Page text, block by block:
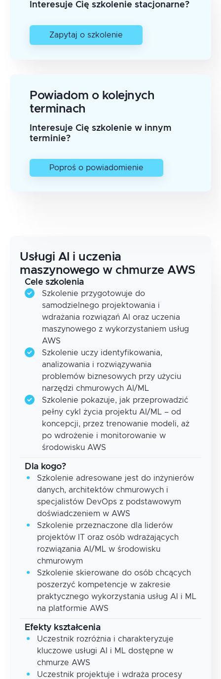
Interesuje Cię szkolenie stacjonarne?
Zapytaj o szkolenie
Powiadom o kolejnych
terminach
Interesuje Cię szkolenie w innym
terminie?
Poproś o powiadomienie
Usługi AI i uczenia
maszynowego w chmurze AWS
Cele szkolenia
Szkolenie przygotowuje do
samodzielnego projektowania i
wdrażania rozwiązań AI oraz uczenia
maszynowego z wykorzystaniem usług
AWS
Szkolenie uczy identyfikowania,
analizowania i rozwiązywania
problemów biznesowych przy użyciu
narzędzi chmurowych AI/ML
Szkolenie pokazuje, jak przeprowadzić
pełny cykl życia projektu AI/ML – od
koncepcji, przez trenowanie modeli, aż
po wdrożenie i monitorowanie w
środowisku AWS
Dla kogo?
Szkolenie adresowane jest do inżynierów
danych, architektów chmurowych i
specjalistów DevOps z podstawowym
doświadczeniem w AWS
Szkolenie przeznaczone dla liderów
projektów IT oraz osób wdrażających
rozwiązania AI/ML w środowisku
chmurowym
Szkolenie skierowane do osób chcących
poszerzyć kompetencje w zakresie
praktycznego wykorzystania usług AI i ML
na platformie AWS
Efekty kształcenia
Uczestnik rozróżnia i charakteryzuje
kluczowe usługi AI i ML dostępne w
chmurze AWS
Uczestnik projektuje i wdraża procesy